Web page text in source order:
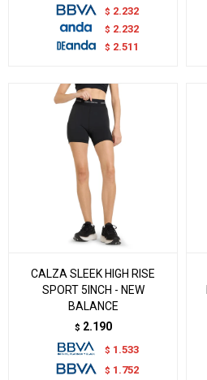
$ 2.232
$ 2.232
$ 2.511
CALZA SLEEK HIGH RISE
SPORT 5INCH - NEW
BALANCE
$ 2.190
$ 1.533
$ 1.752